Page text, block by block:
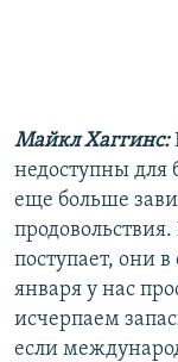
Майкл Хаггинс:
недоступны для
еще больше
поступает, они
января у нас
исчерпаем
если